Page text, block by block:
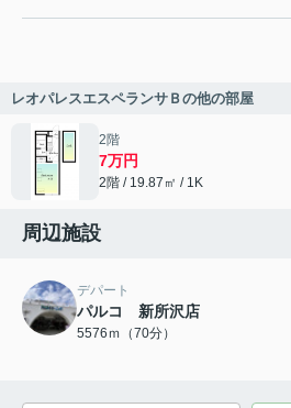
レオパレスエスペランサＢの他の部屋
2階
7万円
2階 / 19.87㎡ / 1K
周辺施設
デパート
パルコ 新所沢店
5576ｍ（70分）